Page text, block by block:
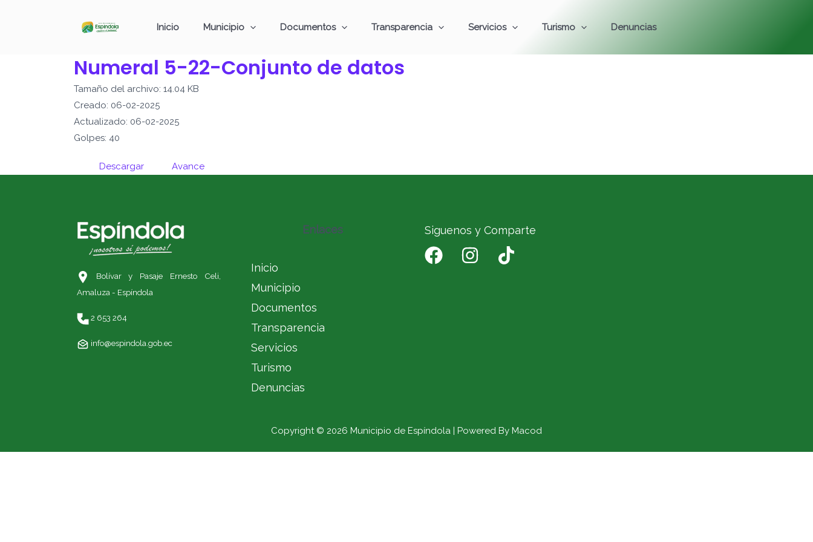
Inicio Municipio Documentos Transparencia Servicios Turismo Denuncias
Numeral 5-22-Conjunto de datos
Tamaño del archivo: 14.04 KB
Creado: 06-02-2025
Actualizado: 06-02-2025
Golpes: 40
Descargar Avance
Bolívar y Pasaje Ernesto Celi,
Amaluza - Espíndola
2 653 264
info@espindola.gob.ec
Enlaces
Inicio
Municipio
Documentos
Transparencia
Servicios
Turismo
Denuncias
Siguenos y Comparte
Copyright © 2026 Municipio de Espíndola | Powered By Macod